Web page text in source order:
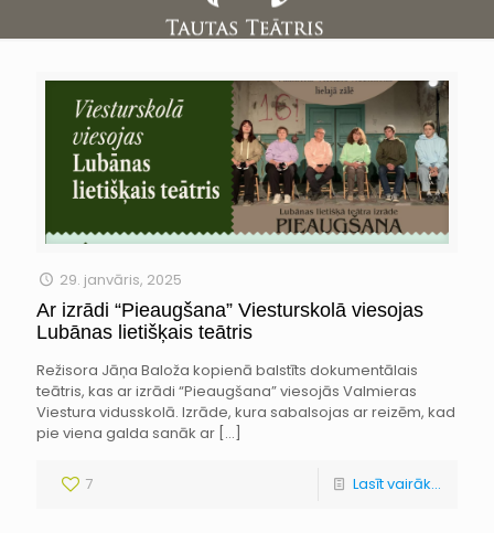
29. janvāris, 2025
Ar izrādi “Pieaugšana” Viesturskolā viesojas
Lubānas lietišķais teātris
Režisora Jāņa Baloža kopienā balstīts dokumentālais
teātris, kas ar izrādi “Pieaugšana” viesojās Valmieras
Viestura vidusskolā. Izrāde, kura sabalsojas ar reizēm, kad
pie viena galda sanāk ar […]
7 Lasīt vairāk...